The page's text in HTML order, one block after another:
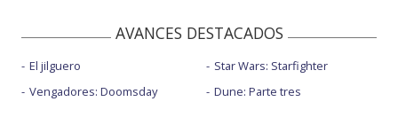
AVANCES DESTACADOS
El jilguero
Vengadores: Doomsday
Star Wars: Starfighter
Dune: Parte tres